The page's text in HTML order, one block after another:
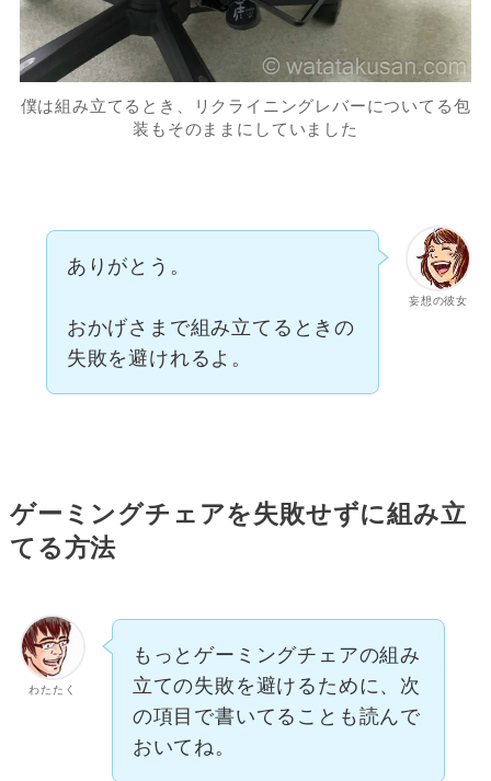
僕は組み立てるとき、リクライニングレバーについてる包
装もそのままにしていました
妄想の彼女
ありがとう。
おかげさまで組み立てるときの
失敗を避けれるよ。
ゲーミングチェアを失敗せずに組み立
てる方法
わたたく
もっとゲーミングチェアの組み
立ての失敗を避けるために、次
の項目で書いてることも読んで
おいてね。